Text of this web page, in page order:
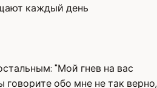
каждый день
"Мой гнев на вас
говорите обо мне не так верно,